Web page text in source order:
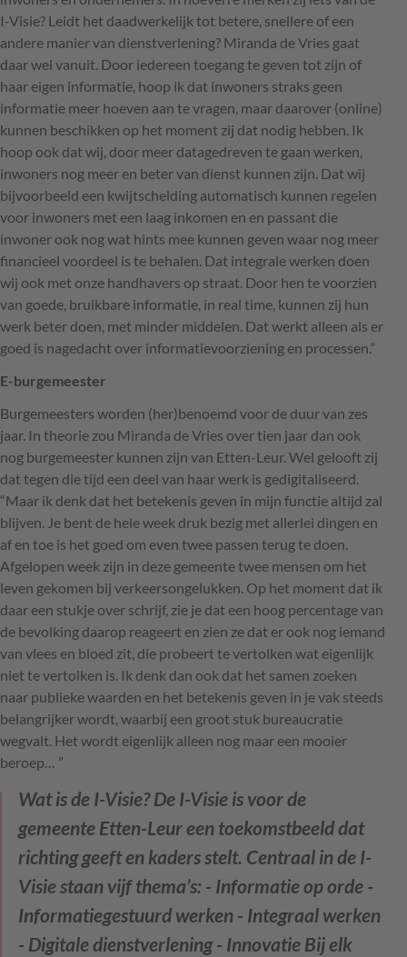
I-Visie? Leidt het daadwerkelijk tot betere, snellere of een
andere manier van dienstverlening? Miranda de Vries gaat
daar wel vanuit. Door iedereen toegang te geven tot zijn of
haar eigen informatie, hoop ik dat inwoners straks geen
informatie meer hoeven aan te vragen, maar daarover (online)
kunnen beschikken op het moment zij dat nodig hebben. Ik
hoop ook dat wij, door meer datagedreven te gaan werken,
inwoners nog meer en beter van dienst kunnen zijn. Dat wij
bijvoorbeeld een kwijtschelding automatisch kunnen regelen
voor inwoners met een laag inkomen en en passant die
inwoner ook nog wat hints mee kunnen geven waar nog meer
financieel voordeel is te behalen. Dat integrale werken doen
wij ook met onze handhavers op straat. Door hen te voorzien
van goede, bruikbare informatie, in real time, kunnen zij hun
werk beter doen, met minder middelen. Dat werkt alleen als er
goed is nagedacht over informatievoorziening en processen.”
E-burgemeester
Burgemeesters worden (her)benoemd voor de duur van zes
jaar. In theorie zou Miranda de Vries over tien jaar dan ook
nog burgemeester kunnen zijn van Etten-Leur. Wel gelooft zij
dat tegen die tijd een deel van haar werk is gedigitaliseerd.
“Maar ik denk dat het betekenis geven in mijn functie altijd zal
blijven. Je bent de hele week druk bezig met allerlei dingen en
af en toe is het goed om even twee passen terug te doen.
Afgelopen week zijn in deze gemeente twee mensen om het
leven gekomen bij verkeersongelukken. Op het moment dat ik
daar een stukje over schrijf, zie je dat een hoog percentage van
de bevolking daarop reageert en zien ze dat er ook nog iemand
van vlees en bloed zit, die probeert te vertolken wat eigenlijk
niet te vertolken is. Ik denk dan ook dat het samen zoeken
naar publieke waarden en het betekenis geven in je vak steeds
belangrijker wordt, waarbij een groot stuk bureaucratie
wegvalt. Het wordt eigenlijk alleen nog maar een mooier
beroep… ”
Wat is de I-Visie?De I-Visie is voor de
gemeente Etten-Leur een toekomstbeeld dat
richting geeft en kaders stelt. Centraal in de I-
Visie staan vijf thema’s: - Informatie op orde -
Informatiegestuurd werken - Integraal werken
- Digitale dienstverlening - Innovatie Bij elk